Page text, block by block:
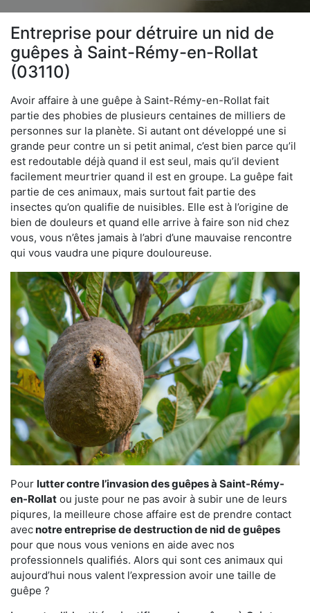
Entreprise pour détruire un nid de
guêpes à Saint-Rémy-en-Rollat
(03110)
Avoir affaire à une guêpe à Saint-Rémy-en-Rollat fait
partie des phobies de plusieurs centaines de milliers de
personnes sur la planète. Si autant ont développé une si
grande peur contre un si petit animal, c’est bien parce qu’il
est redoutable déjà quand il est seul, mais qu’il devient
facilement meurtrier quand il est en groupe. La guêpe fait
partie de ces animaux, mais surtout fait partie des
insectes qu’on qualifie de nuisibles. Elle est à l’origine de
bien de douleurs et quand elle arrive à faire son nid chez
vous, vous n’êtes jamais à l’abri d’une mauvaise rencontre
qui vous vaudra une piqure douloureuse.
Pour lutter contre l’invasion des guêpes à Saint-Rémy-
en-Rollat ou juste pour ne pas avoir à subir une de leurs
piqures, la meilleure chose affaire est de prendre contact
avecnotre entreprise de destruction de nid de guêpes
pour que nous vous venions en aide avec nos
professionnels qualifiés. Alors qui sont ces animaux qui
aujourd’hui nous valent l’expression avoir une taille de
guêpe ?